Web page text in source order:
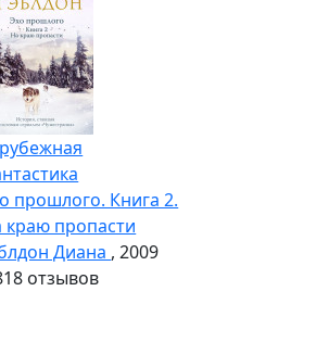
прошлого. Книга 2.
краю пропасти
Диана , 2009
18 отзывов